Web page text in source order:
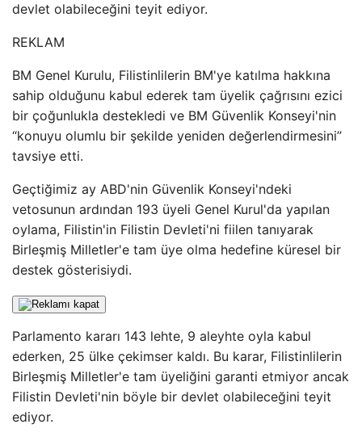
devlet olabileceğini teyit ediyor.
REKLAM
BM Genel Kurulu, Filistinlilerin BM'ye katılma hakkına
sahip olduğunu kabul ederek tam üyelik çağrısını ezici
bir çoğunlukla destekledi ve BM Güvenlik Konseyi'nin
“konuyu olumlu bir şekilde yeniden değerlendirmesini”
tavsiye etti.
Geçtiğimiz ay ABD'nin Güvenlik Konseyi'ndeki
vetosunun ardından 193 üyeli Genel Kurul'da yapılan
oylama, Filistin'in Filistin Devleti'ni fiilen tanıyarak
Birleşmiş Milletler'e tam üye olma hedefine küresel bir
destek gösterisiydi.
Parlamento kararı 143 lehte, 9 aleyhte oyla kabul
ederken, 25 ülke çekimser kaldı. Bu karar, Filistinlilerin
Birleşmiş Milletler'e tam üyeliğini garanti etmiyor ancak
Filistin Devleti'nin böyle bir devlet olabileceğini teyit
ediyor.